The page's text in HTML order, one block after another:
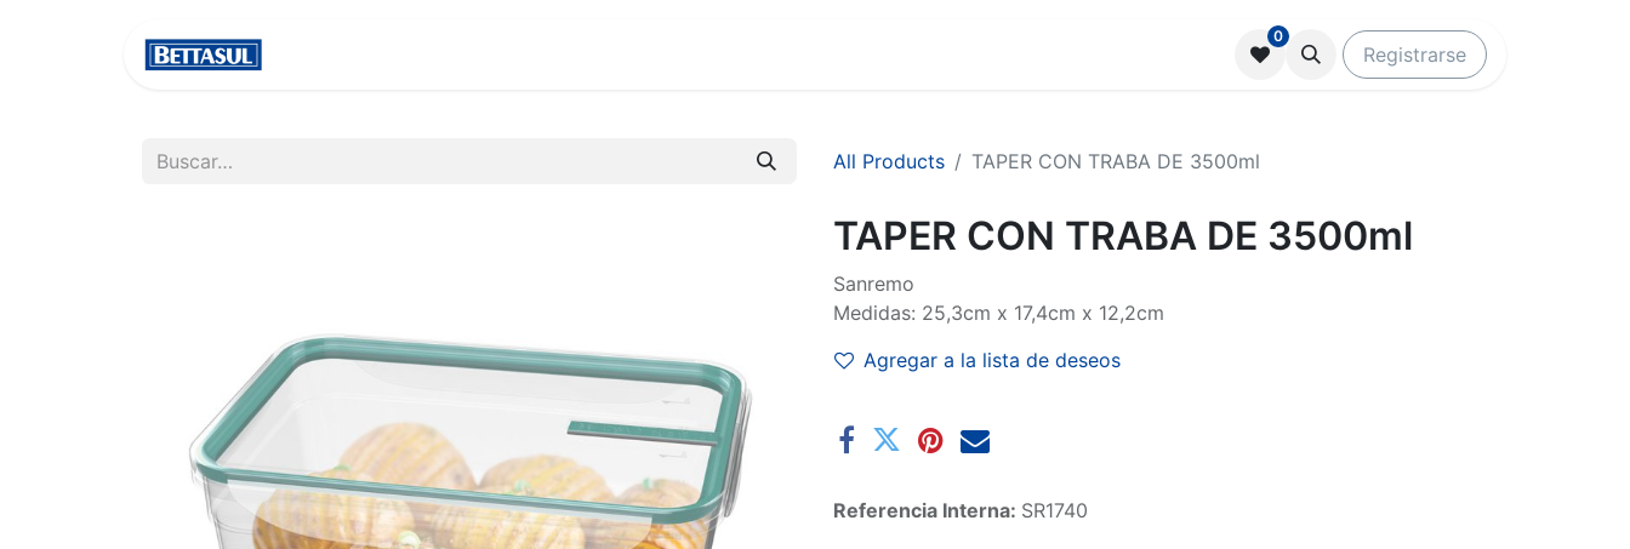
0
Registrarse
All Products TAPER CON TRABA DE 3500ml
TAPER CON TRABA DE 3500ml
Sanremo
Medidas: 25,3cm x 17,4cm x 12,2cm
Agregar a la lista de deseos
Referencia Interna: SR1740